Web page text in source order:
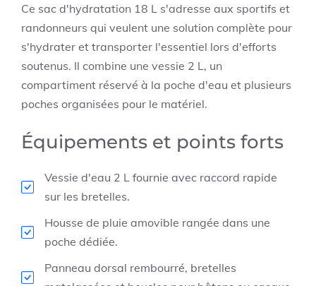
Ce sac d'hydratation 18 L s'adresse aux sportifs et
randonneurs qui veulent une solution complète pour
s'hydrater et transporter l'essentiel lors d'efforts
soutenus. Il combine une vessie 2 L, un
compartiment réservé à la poche d'eau et plusieurs
poches organisées pour le matériel.
Équipements et points forts
Vessie d'eau 2 L fournie avec raccord rapide
sur les bretelles.
Housse de pluie amovible rangée dans une
poche dédiée.
Panneau dorsal rembourré, bretelles